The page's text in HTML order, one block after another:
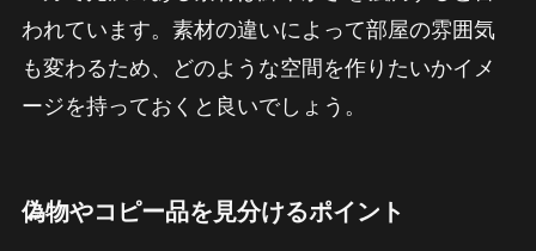
われています。素材の違いによって部屋の雰囲気
も変わるため、どのような空間を作りたいかイメ
ージを持っておくと良いでしょう。
偽物やコピー品を見分けるポイント